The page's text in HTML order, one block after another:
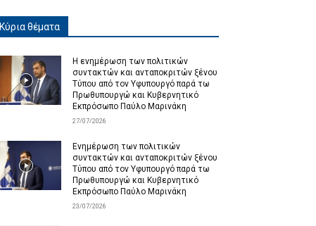
Κύρια θέματα
Η ενημέρωση των πολιτικών
συντακτών και ανταποκριτών ξένου
Τύπου από τον Υφυπουργό παρά τω
Πρωθυπουργώ και Κυβερνητικό
Εκπρόσωπο Παύλο Μαρινάκη
27/07/2026
Ενημέρωση των πολιτικών
συντακτών και ανταποκριτών ξένου
Τύπου από τον Υφυπουργό παρά τω
Πρωθυπουργώ και Κυβερνητικό
Εκπρόσωπο Παύλο Μαρινάκη
23/07/2026